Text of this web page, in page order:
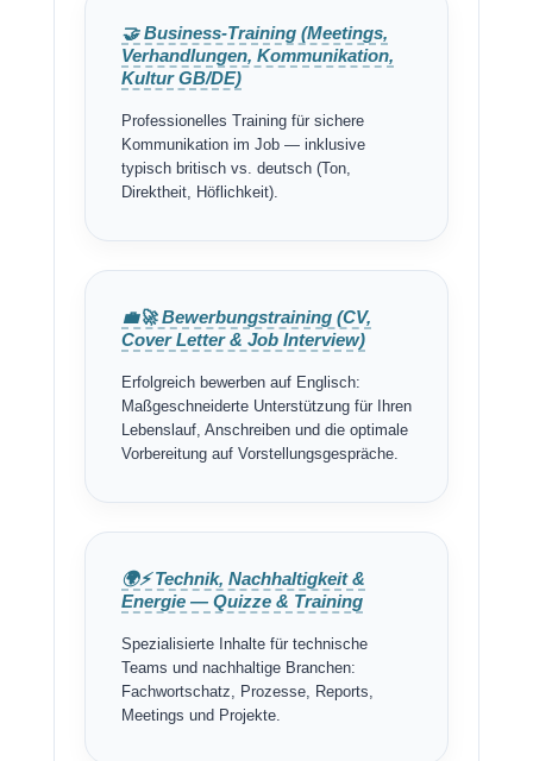
🤝 Business-Training (Meetings,
Verhandlungen, Kommunikation,
Kultur GB/DE)
Professionelles Training für sichere
Kommunikation im Job — inklusive
typisch britisch vs. deutsch (Ton,
Direktheit, Höflichkeit).
💼🚀 Bewerbungstraining (CV,
Cover Letter & Job Interview)
Erfolgreich bewerben auf Englisch:
Maßgeschneiderte Unterstützung für Ihren
Lebenslauf, Anschreiben und die optimale
Vorbereitung auf Vorstellungsgespräche.
🌍⚡ Technik, Nachhaltigkeit &
Energie — Quizze & Training
Spezialisierte Inhalte für technische
Teams und nachhaltige Branchen:
Fachwortschatz, Prozesse, Reports,
Meetings und Projekte.